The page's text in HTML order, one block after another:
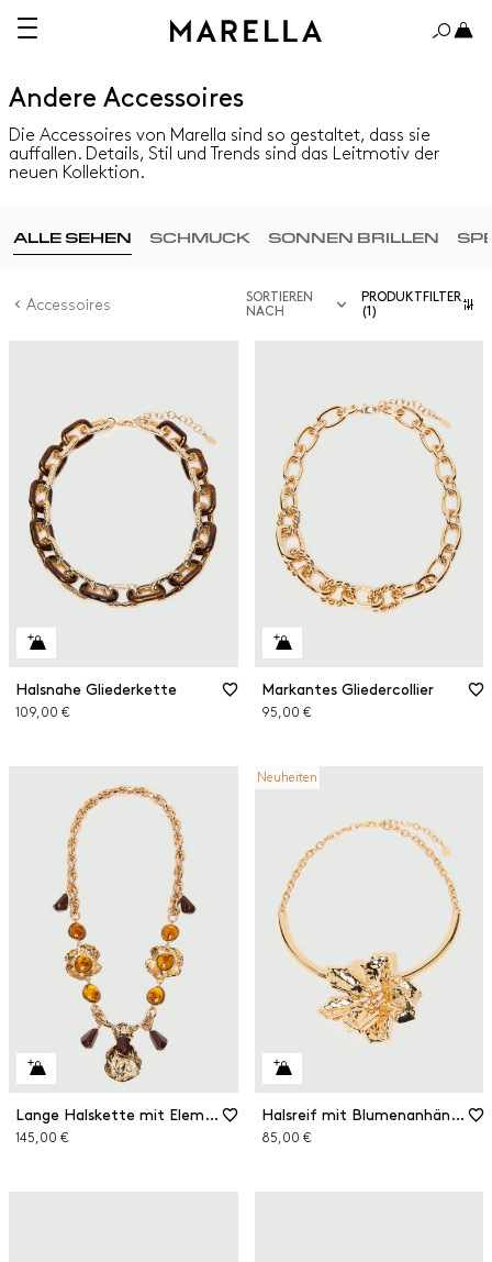
Andere Accessoires
Die Accessoires von Marella sind so gestaltet, dass sie
auffallen. Details, Stil und Trends sind das Leitmotiv der
neuen Kollektion.
ALLE SEHEN SCHMUCK SONNEN BRILLEN
Accessoires
SORTIEREN
NACH
PRODUKTFILTER
(1)
Halsnahe Gliederkette
109,00 €
Markantes Gliedercollier
95,00 €
Lange Halskette mit Elementen aus Kunstharz
145,00 €
Neuheiten
Halsreif mit Blumenanhänger
85,00 €